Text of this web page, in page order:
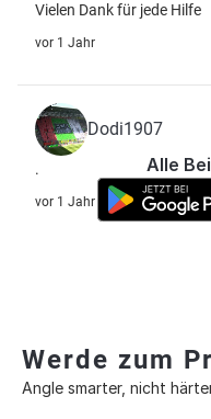
Vielen Dank für jede Hilfe
vor 1 Jahr
Dodi1907
.
vor 1 Jahr
Alle
Werde zum
Angle smarter, nicht